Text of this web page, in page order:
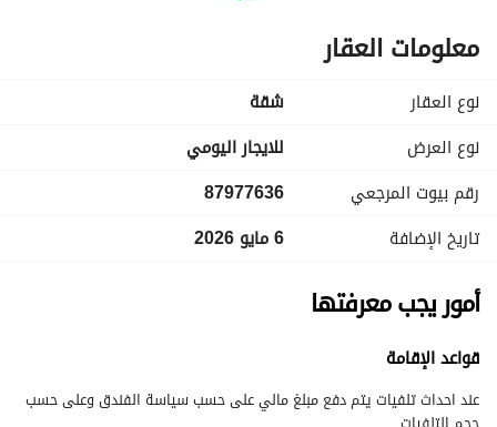
معلومات العقار
نوع العقار
شقة
نوع العرض
للايجار اليومي
رقم بيوت المرجعي
87977636
تاريخ الإضافة
6 مايو 2026
أمور يجب معرفتها
قواعد الإقامة
عند احداث تلفيات يتم دفع مبلغ مالي على حسب سياسة الفندق وعلى حسب